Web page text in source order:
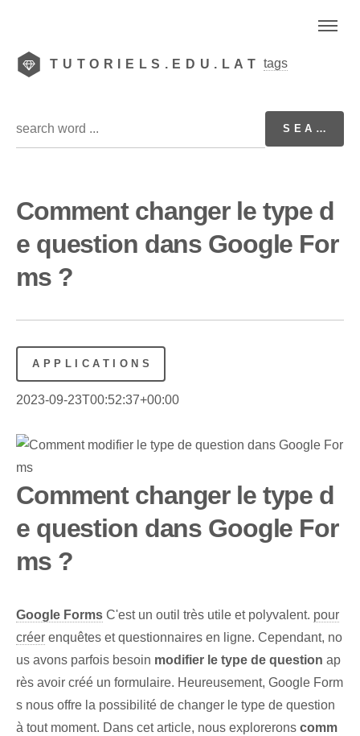
TUTORIELS.EDU.LAT tags
Comment changer le type d
e question dans Google For
ms ?
APPLICATIONS
2023-09-23T00:52:37+00:00
Comment changer le type d
e question dans Google For
ms ?
Google Forms C'est un outil très utile et polyvalent. pour
créer enquêtes⁤ et questionnaires en ligne. Cependant, no
us avons parfois besoin modifier le type de question ap
rès avoir créé un formulaire. Heureusement, Google Form
s nous offre la possibilité de changer le type de question
à tout moment. Dans cet article, nous explorerons comm